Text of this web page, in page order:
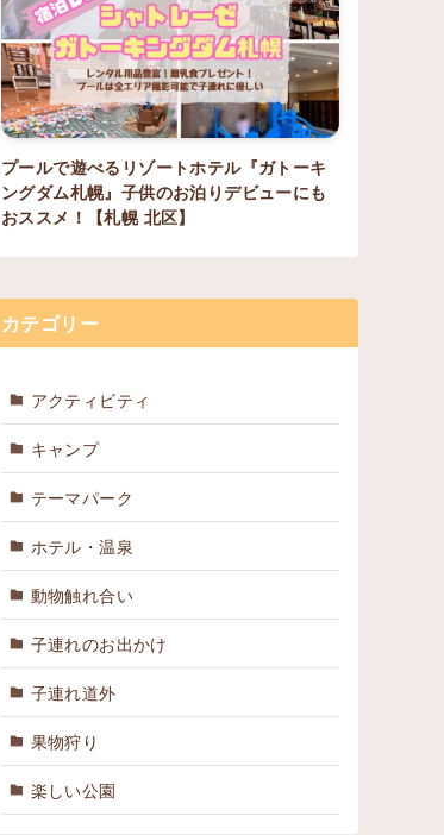
プールで遊べるリゾートホテル『ガトーキ
ングダム札幌』子供のお泊りデビューにも
おススメ！【札幌 北区】
カテゴリー
アクティビティ
キャンプ
テーマパーク
ホテル・温泉
動物触れ合い
子連れのお出かけ
子連れ道外
果物狩り
楽しい公園